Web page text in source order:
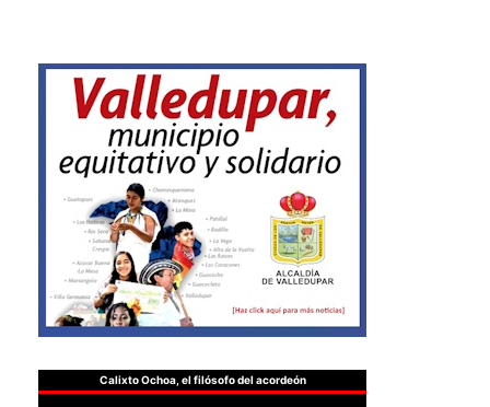
Calixto Ochoa, el filósofo del acordeón